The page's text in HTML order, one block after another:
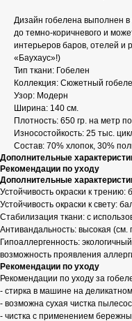
Дизайн гобелена выполнен
до темно-коричневого и
интерьеров баров, отелей и
«Баухаус»!)
Тип ткани: Гобелен
Коллекция: Сюжетный
Узор: Модерн
Ширина: 140 см.
Плотность: 650 гр. на метр
Износостойкость: 25 тыс.
Состав: 70% хлопок, 30%
Дополнительные
Рекомендации по уходу
Дополнительные
Устойчивость окраски к трению:
Устойчивость окраски к свету:
Стабилизация ткани: с
Антивандальность: высокая (см.
Гипоаллергенность:
возможность проявления
Рекомендации по уходу
Рекомендации по уходу за
- стирка в машине на
- возможна сухая чистка
- чистка с применением